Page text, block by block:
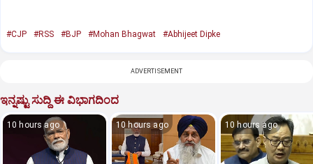
#CJP #RSS #BJP #Mohan Bhagwat #Abhijeet Dipke
ADVERTISEMENT
ಇನ್ನಷ್ಟು ಸುದ್ದಿ ಈ ವಿಭಾಗದಿಂದ
10 hours ago 10 hours ago 10 hours ago